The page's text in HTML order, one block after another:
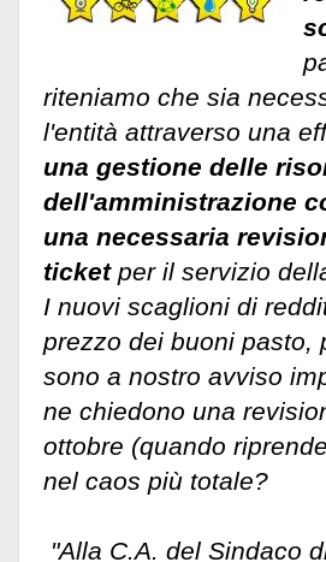
riteniamo che sia
l'entità attraverso una
una gestione delle
dell'amministrazione
una necessaria
ticketper il servizio
I nuovi scaglioni di
prezzo dei buoni pasto,
sono a nostro avviso
ne chiedono una
ottobre (quando
nel caos più totale?
"Alla C.A. del Sindaco